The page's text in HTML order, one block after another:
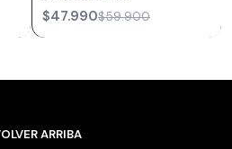
$47.990$59.900
ARRIBA